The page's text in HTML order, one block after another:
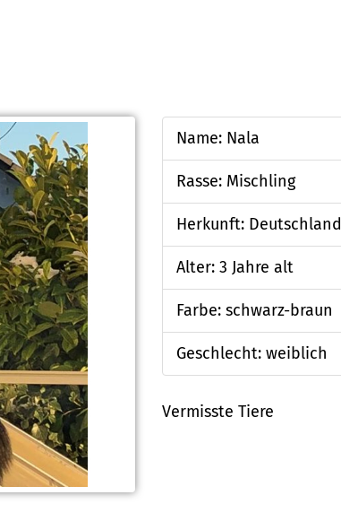
Name: Nala
Rasse: Mischling
Herkunft: Deutschland
Alter: 3 Jahre alt
Farbe: schwarz-braun
Geschlecht: weiblich
Vermisste Tiere